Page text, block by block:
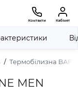
Контакти Кабінет
Термобілизна BAFT
MEN